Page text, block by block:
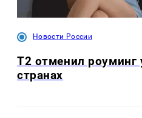
Новости России
Т2 отменил роуминг
странах